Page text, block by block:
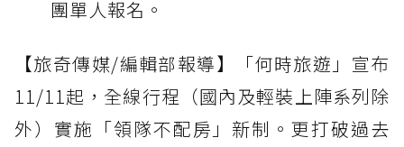
團單人報名。
【旅奇傳媒/編輯部報導】「何時旅遊」宣布
11/11起，全線行程（國內及輕裝上陣系列除
外）實施「領隊不配房」新制。更打破過去